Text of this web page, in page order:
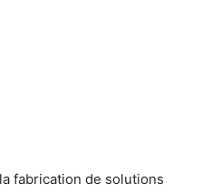
fabrication de solutions